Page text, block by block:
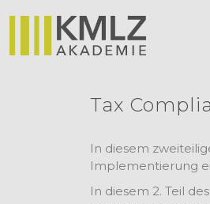
Tax
In diesem
Implementierung
In diesem 2. Teil